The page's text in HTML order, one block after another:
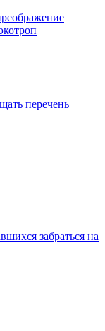
перечень
забраться на